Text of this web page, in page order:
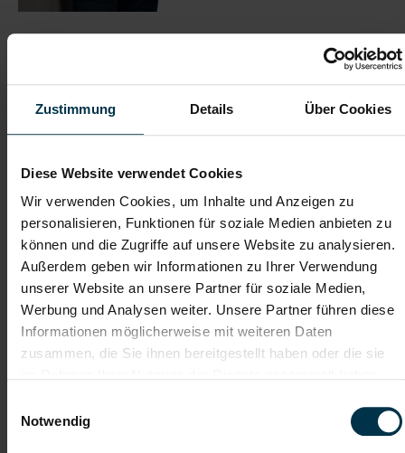
Zustimmung Details Über Cookies
Diese Website verwendet Cookies
Wir verwenden Cookies, um Inhalte und Anzeigen zu
personalisieren, Funktionen für soziale Medien anbieten zu
können und die Zugriffe auf unsere Website zu analysieren.
Außerdem geben wir Informationen zu Ihrer Verwendung
unserer Website an unsere Partner für soziale Medien,
Werbung und Analysen weiter. Unsere Partner führen diese
Informationen möglicherweise mit weiteren Daten
zusammen, die Sie ihnen bereitgestellt haben oder die sie
Notwendig
TTI investiert in Talente
Klaus Lercher.
TTI hilft allen Talenten in allen
Herausforderungen von `A` wie
Anstellung bis `Z` wie Zeitarbeit.
Die neu ins Leben gerufene
Talenteschmiede hat sich zum Ziel
gesetzt die Wünsche, Erwartungen
und daraufhingehend den best